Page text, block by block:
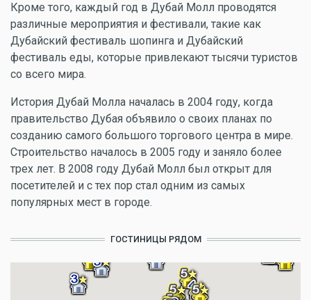
Кроме того, каждый год в Дубай Молл проводятся
различные мероприятия и фестивали, такие как
Дубайский фестиваль шопинга и Дубайский
фестиваль еды, которые привлекают тысячи туристов
со всего мира.
История Дубай Молла началась в 2004 году, когда
правительство Дубая объявило о своих планах по
созданию самого большого торгового центра в мире.
Строительство началось в 2005 году и заняло более
трех лет. В 2008 году Дубай Молл был открыт для
посетителей и с тех пор стал одним из самых
популярных мест в городе.
ГОСТИНИЦЫ РЯДОМ